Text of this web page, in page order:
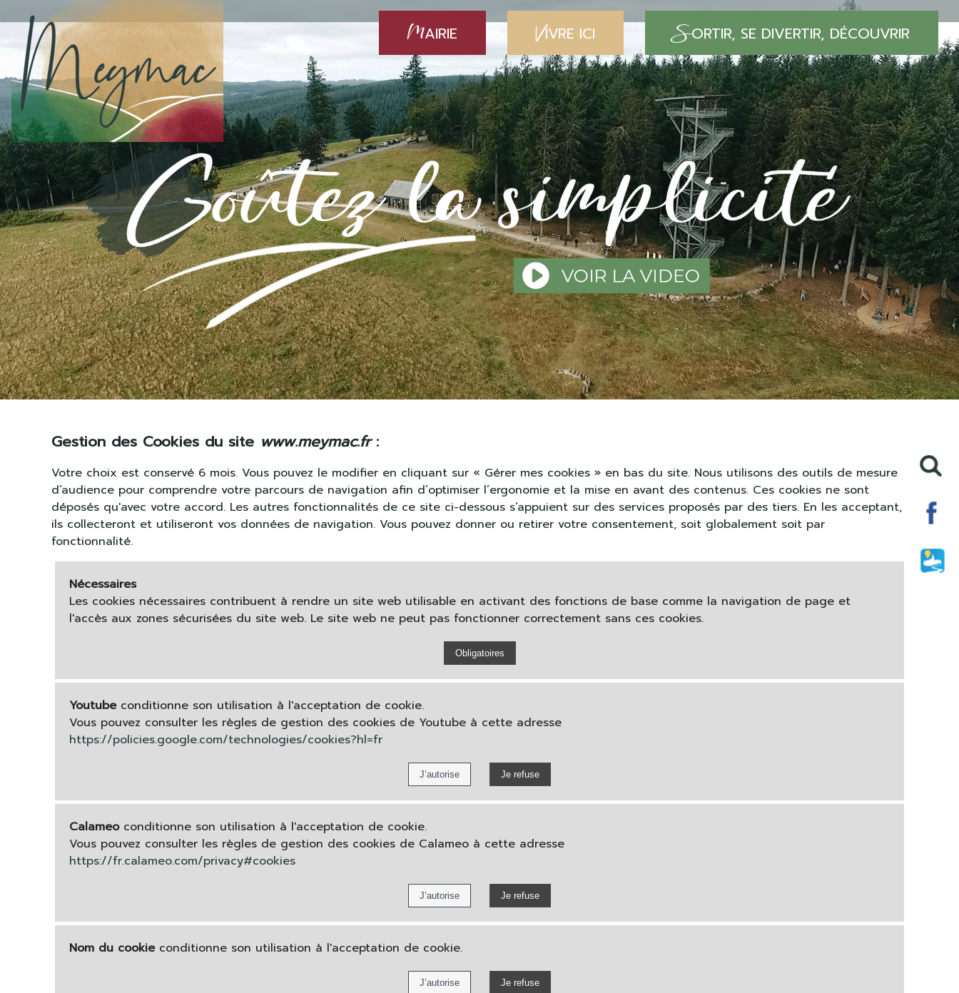
MAIRIE VIVRE ICI SORTIR, SE DIVERTIR, DÉCOUVRIR
Gestion des Cookies du site www.meymac.fr:
Votre choix est conservé 6 mois. Vous pouvez le modifier en cliquant sur « Gérer mes cookies » en bas du site. Nous utilisons des outils de mesure
d’audience pour comprendre votre parcours de navigation afin d’optimiser l’ergonomie et la mise en avant des contenus. Ces cookies ne sont
déposés qu'avec votre accord. Les autres fonctionnalités de ce site ci-dessous s’appuient sur des services proposés par des tiers. En les acceptant,
ils collecteront et utiliseront vos données de navigation. Vous pouvez donner ou retirer votre consentement, soit globalement soit par
fonctionnalité.
Nécessaires
Les cookies nécessaires contribuent à rendre un site web utilisable en activant des fonctions de base comme la navigation de page et
l'accès aux zones sécurisées du site web. Le site web ne peut pas fonctionner correctement sans ces cookies.
Youtubeconditionne son utilisation à l'acceptation de cookie.
Vous pouvez consulter les règles de gestion des cookies de Youtube à cette adresse
https://policies.google.com/technologies/cookies?hl=fr
Calameoconditionne son utilisation à l'acceptation de cookie.
Vous pouvez consulter les règles de gestion des cookies de Calameo à cette adresse
https://fr.calameo.com/privacy#cookies
Nom du cookieconditionne son utilisation à l'acceptation de cookie.